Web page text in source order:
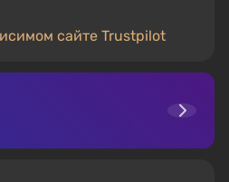
сайте Trustpilot